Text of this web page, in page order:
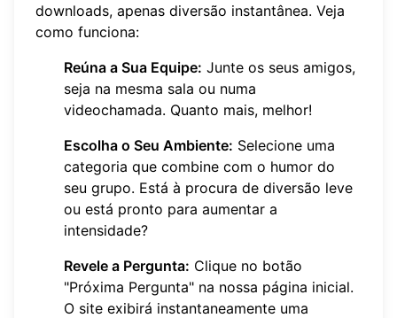
downloads, apenas diversão instantânea. Veja
como funciona:
Reúna a Sua Equipe: Junte os seus amigos,
seja na mesma sala ou numa
videochamada. Quanto mais, melhor!
Escolha o Seu Ambiente: Selecione uma
categoria que combine com o humor do
seu grupo. Está à procura de diversão leve
ou está pronto para aumentar a
intensidade?
Revele a Pergunta: Clique no botão
"Próxima Pergunta" na nossa página inicial.
O site exibirá instantaneamente uma